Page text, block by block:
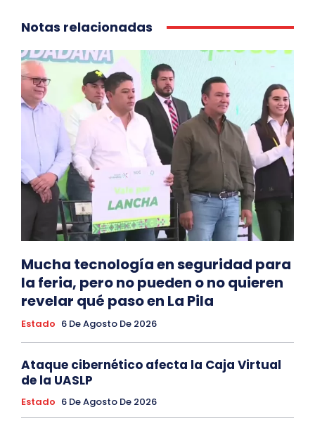
Notas relacionadas
Mucha tecnología en seguridad para
la feria, pero no pueden o no quieren
revelar qué paso en La Pila
Estado 6 De Agosto De 2026
Ataque cibernético afecta la Caja Virtual
de la UASLP
Estado 6 De Agosto De 2026